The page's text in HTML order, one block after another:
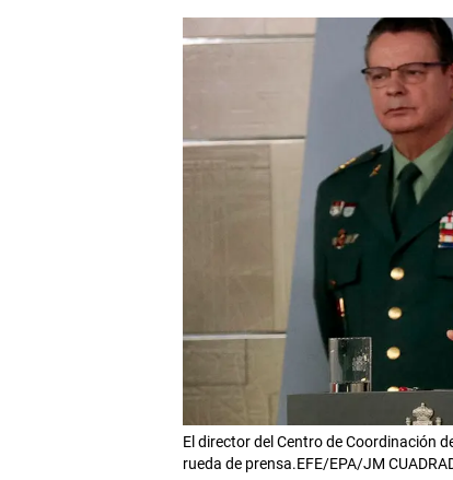
El director del Centro de Coordinación
rueda de prensa.EFE/EPA/JM